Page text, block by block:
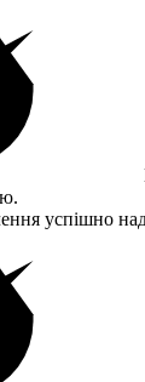
успішно